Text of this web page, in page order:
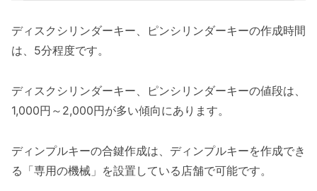
ディスクシリンダーキー、ピンシリンダーキーの作成時間
は、5分程度です。
ディスクシリンダーキー、ピンシリンダーキーの値段は、
1,000円～2,000円が多い傾向にあります。
ディンプルキーの合鍵作成は、ディンプルキーを作成でき
る「専用の機械」を設置している店舗で可能です。